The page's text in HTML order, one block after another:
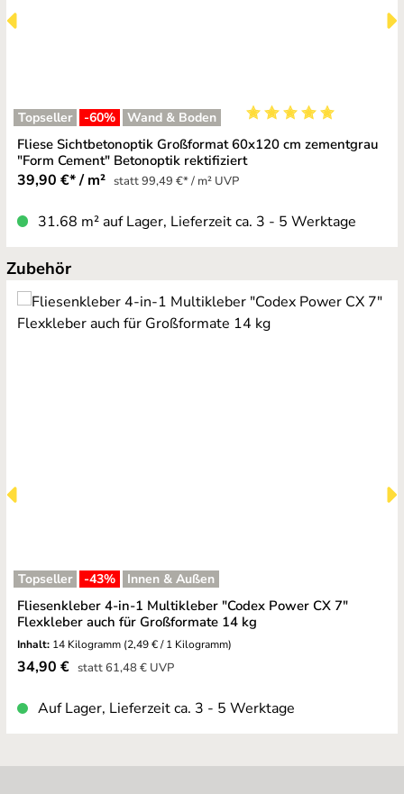
Topseller -60% Wand & Boden
Durchschnittliche
Fliese Sichtbetonoptik Großformat 60x120 cm zementgrau
"Form Cement" Betonoptik rektifiziert
39,90 €* / m² statt 99,49 €* / m² UVP
31.68 m² auf Lager, Lieferzeit ca. 3 - 5 Werktage
Produktgalerie überspringen
Zubehör
Topseller -43% Innen & Außen
Fliesenkleber 4-in-1 Multikleber "Codex Power CX 7"
Flexkleber auch für Großformate 14 kg
Inhalt: 14 Kilogramm (2,49 € / 1 Kilogramm)
Verkaufspreis:
34,90 € stattRegulärer Preis:
61,48 €UVP
Auf Lager, Lieferzeit ca. 3 - 5 Werktage